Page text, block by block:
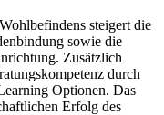
steigert die
sowie die
Zusätzlich
durch
Optionen. Das
Erfolg des